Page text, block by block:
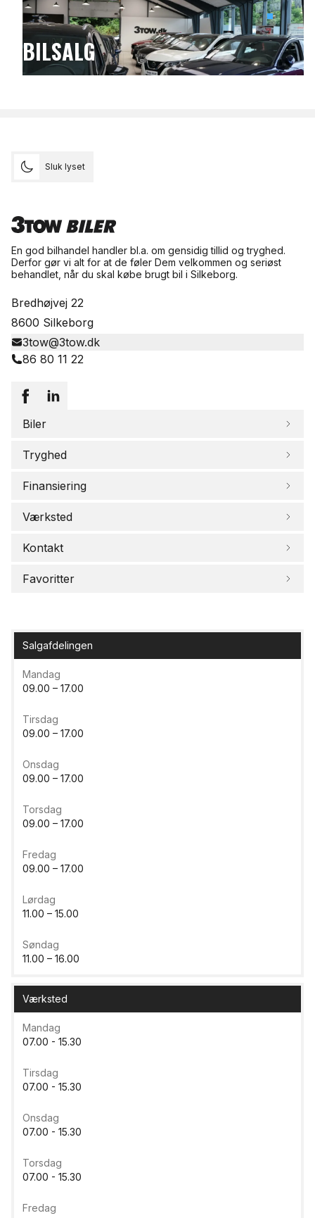
BILSALG
Sluk lyset
En god bilhandel handler bl.a. om gensidig tillid og tryghed.
Derfor gør vi alt for at de føler Dem velkommen og seriøst
behandlet, når du skal købe brugt bil i Silkeborg.
Bredhøjvej 22
8600 Silkeborg
3tow@3tow.dk
86 80 11 22
Biler
Tryghed
Finansiering
Værksted
Kontakt
Favoritter
Salgafdelingen
Mandag
09.00 – 17.00
Tirsdag
09.00 – 17.00
Onsdag
09.00 – 17.00
Torsdag
09.00 – 17.00
Fredag
09.00 – 17.00
Lørdag
11.00 – 15.00
Søndag
11.00 – 16.00
Værksted
Mandag
07.00 - 15.30
Tirsdag
07.00 - 15.30
Onsdag
07.00 - 15.30
Torsdag
07.00 - 15.30
Fredag